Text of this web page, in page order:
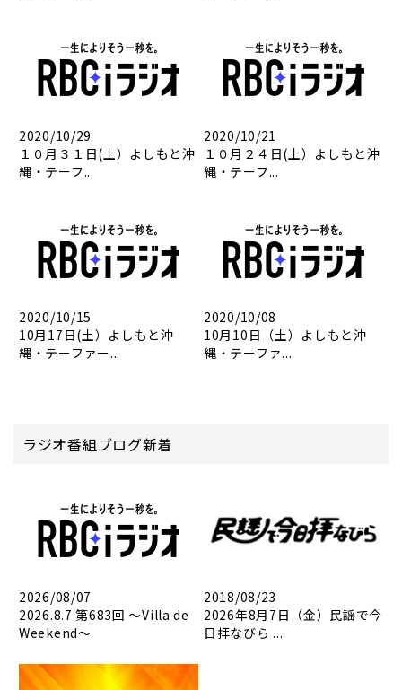
2020/10/29
１０月３１日(土）よしもと沖
縄・テーフ...
2020/10/21
１０月２４日(土）よしもと沖
縄・テーフ...
2020/10/15
10月17日(土）よしもと沖
縄・テーファー...
2020/10/08
10月10日（土）よしもと沖
縄・テーファ...
ラジオ番組ブログ新着
2026/08/07
2026.8.7 第683回 ～Villa de
Weekend～
2018/08/23
2026年8月7日（金）民謡で今
日拝なびら ...